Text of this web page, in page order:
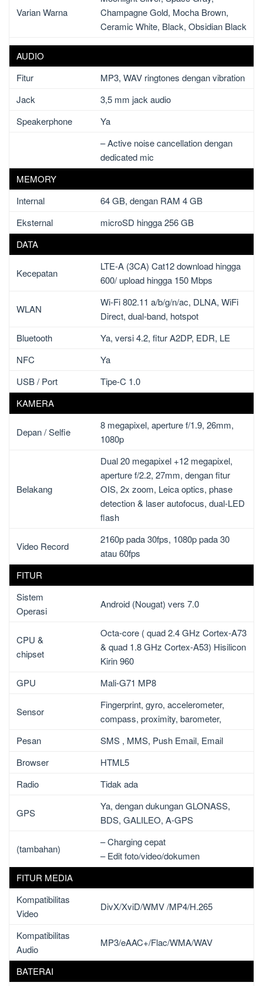
Varian Warna
Champagne Gold, Mocha Brown,
Ceramic White, Black, Obsidian Black
AUDIO
Fitur
MP3, WAV ringtones dengan vibration
Jack
3,5 mm jack audio
Speakerphone
Ya
– Active noise cancellation dengan
dedicated mic
MEMORY
Internal
64 GB, dengan RAM 4 GB
Eksternal
microSD hingga 256 GB
DATA
Kecepatan
LTE-A (3CA) Cat12 download hingga
600/ upload hingga 150 Mbps
WLAN
Wi-Fi 802.11 a/b/g/n/ac, DLNA, WiFi
Direct, dual-band, hotspot
Bluetooth
Ya, versi 4.2, fitur A2DP, EDR, LE
NFC
Ya
USB / Port
Tipe-C 1.0
KAMERA
Depan / Selfie
8 megapixel, aperture f/1.9, 26mm,
1080p
Belakang
Dual 20 megapixel +12 megapixel,
aperture f/2.2, 27mm, dengan fitur
OIS, 2x zoom, Leica optics, phase
detection & laser autofocus, dual-LED
flash
Video Record
2160p pada 30fps, 1080p pada 30
atau 60fps
FITUR
Sistem
Operasi
Android (Nougat) vers 7.0
CPU &
chipset
Octa-core ( quad 2.4 GHz Cortex-A73
& quad 1.8 GHz Cortex-A53) Hisilicon
Kirin 960
GPU
Mali-G71 MP8
Sensor
Fingerprint, gyro, accelerometer,
compass, proximity, barometer,
Pesan
SMS , MMS, Push Email, Email
Browser
HTML5
Radio
Tidak ada
GPS
Ya, dengan dukungan GLONASS,
BDS, GALILEO, A-GPS
(tambahan)
– Charging cepat
– Edit foto/video/dokumen
FITUR MEDIA
Kompatibilitas
Video
DivX/XviD/WMV /MP4/H.265
Kompatibilitas
Audio
MP3/eAAC+/Flac/WMA/WAV
BATERAI